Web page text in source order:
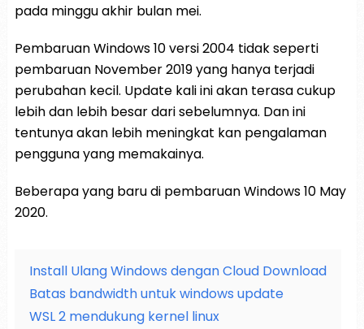
pada minggu akhir bulan mei.
Pembaruan Windows 10 versi 2004 tidak seperti
pembaruan November 2019 yang hanya terjadi
perubahan kecil. Update kali ini akan terasa cukup
lebih dan lebih besar dari sebelumnya. Dan ini
tentunya akan lebih meningkat kan pengalaman
pengguna yang memakainya.
Beberapa yang baru di pembaruan Windows 10 May
2020.
Install Ulang Windows dengan Cloud Download
Batas bandwidth untuk windows update
WSL 2 mendukung kernel linux